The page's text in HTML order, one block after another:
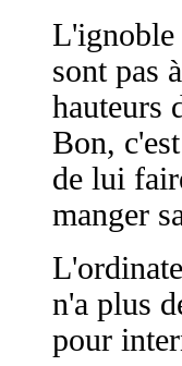
L'ignoble
sont pas
hauteurs
Bon,
de lui
manger
n'a plus
pour